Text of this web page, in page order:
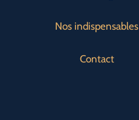
Nos indispensables
Contact